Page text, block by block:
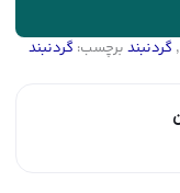
, گردنبند برچسب: گردنبند